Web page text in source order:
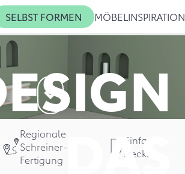
SELBST FORMEN MÖBEL INSPIRATION
DAS
Regionale
Schreiner-
Fertigung
Einfach
steckbar